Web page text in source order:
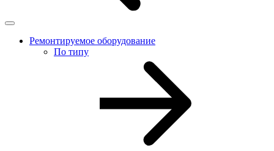
Ремонтируемое оборудование
По типу